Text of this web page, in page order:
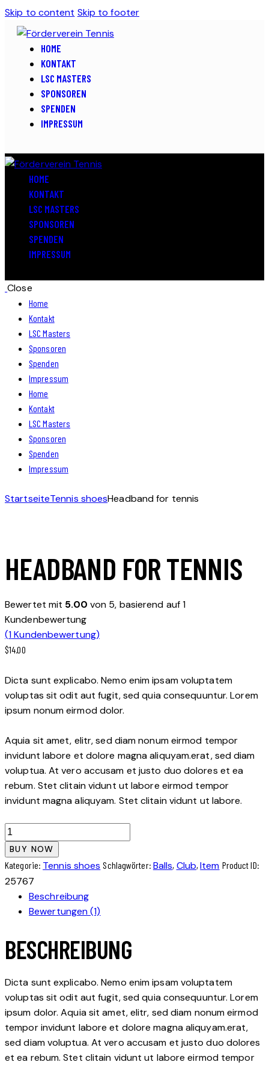
Skip to content Skip to footer
HOME
KONTAKT
LSC MASTERS
SPONSOREN
SPENDEN
IMPRESSUM
HOME
KONTAKT
LSC MASTERS
SPONSOREN
SPENDEN
IMPRESSUM
Close
Home
Kontakt
LSC Masters
Sponsoren
Spenden
Impressum
Home
Kontakt
LSC Masters
Sponsoren
Spenden
Impressum
StartseiteTennis shoesHeadband for tennis
HEADBAND FOR TENNIS
Bewertet mit 5.00 von 5, basierend auf1
Kundenbewertung
(1Kundenbewertung)
$14.00
Dicta sunt explicabo. Nemo enim ipsam voluptatem
voluptas sit odit aut fugit, sed quia consequuntur. Lorem
ipsum nonum eirmod dolor.
Aquia sit amet, elitr, sed diam nonum eirmod tempor
invidunt labore et dolore magna aliquyam.erat, sed diam
voluptua. At vero accusam et justo duo dolores et ea
rebum. Stet clitain vidunt ut labore eirmod tempor
invidunt magna aliquyam. Stet clitain vidunt ut labore.
Headband
for
tennis
Menge
BUY NOW
Kategorie: Tennis shoes Schlagwörter: Balls, Club,Item Product ID:
25767
Beschreibung
Bewertungen (1)
BESCHREIBUNG
Dicta sunt explicabo. Nemo enim ipsam voluptatem
voluptas sit odit aut fugit, sed quia consequuntur. Lorem
ipsum dolor. Aquia sit amet, elitr, sed diam nonum eirmod
tempor invidunt labore et dolore magna aliquyam.erat,
sed diam voluptua. At vero accusam et justo duo dolores
et ea rebum. Stet clitain vidunt ut labore eirmod tempor